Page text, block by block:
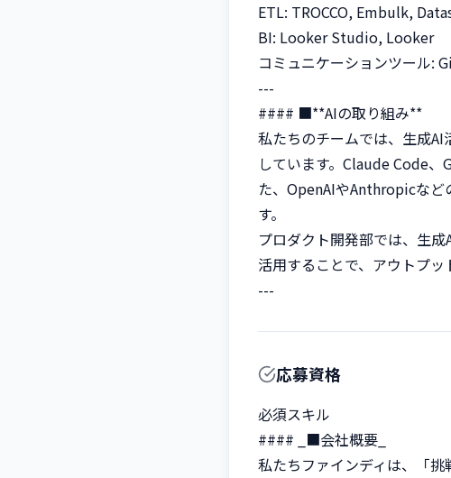
ETL: TROCCO, Embulk,
BI: Looker Studio, Looker
コミュニケーションツール:
---
#### ■**AIの取り組み**
私たちのチームでは、生成
しています。Claude Code
た、OpenAIやAnthropicなど
す。
プロダクト開発部では、生
活用することで、アウトプッ
---
応募資格
必須スキル
#### _■会社概要_
私たちファインディは、「